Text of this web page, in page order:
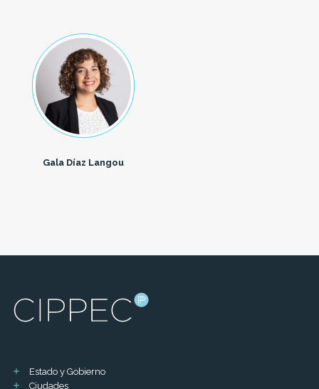
Gala Díaz Langou
Estado y Gobierno
Ciudades